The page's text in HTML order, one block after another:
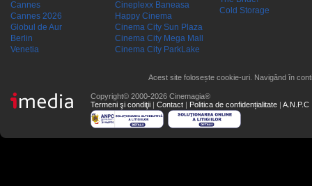
Cannes
Cannes 2026
Globul de Aur
Berlin
Venetia
Cineplexx Baneasa
Happy Cinema
Cinema City Sun Plaza
Cinema City Mega Mall
Cinema City ParkLake
Cold Storage
Acest site folosește cookie-uri. Navigând în
Copyright© 2000-2026 Cinemagia®
Termeni şi condiţii | Contact | Politica de confidențialitate | A.N.P.C